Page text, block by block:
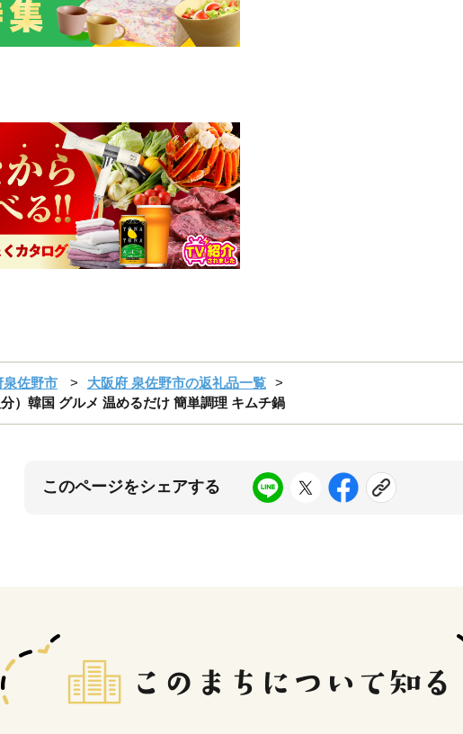
泉佐野市
大阪府 泉佐野市の返礼品一覧
）韓国 グルメ 温めるだけ 簡単調理 キムチ鍋
このページをシェアする